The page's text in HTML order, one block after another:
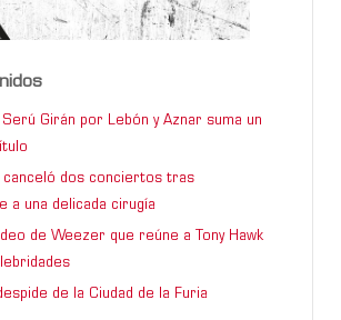
Serú Girán por Lebón y Aznar suma un
dos conciertos tras
a una delicada cirugía
de Weezer que reúne a Tony Hawk
de la Ciudad de la Furia